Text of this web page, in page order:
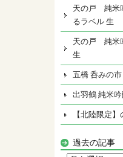
天の戸 純米
るラベル 生
天の戸 純米
生
五橋 呑みの市
出羽鶴 純米
【北陸限定
過去の記事